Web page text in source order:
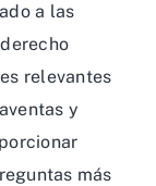
a las
relevantes
y
más